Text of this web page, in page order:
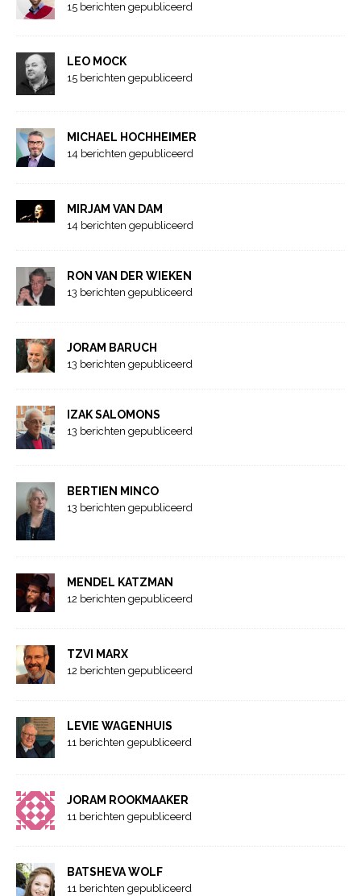
15 berichten gepubliceerd
LEO MOCK
15 berichten gepubliceerd
MICHAEL HOCHHEIMER
14 berichten gepubliceerd
MIRJAM VAN DAM
14 berichten gepubliceerd
RON VAN DER WIEKEN
13 berichten gepubliceerd
JORAM BARUCH
13 berichten gepubliceerd
IZAK SALOMONS
13 berichten gepubliceerd
BERTIEN MINCO
13 berichten gepubliceerd
MENDEL KATZMAN
12 berichten gepubliceerd
TZVI MARX
12 berichten gepubliceerd
LEVIE WAGENHUIS
11 berichten gepubliceerd
JORAM ROOKMAAKER
11 berichten gepubliceerd
BATSHEVA WOLF
11 berichten gepubliceerd